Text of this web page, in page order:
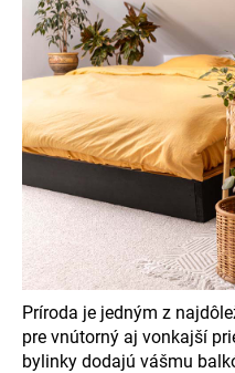
Príroda je jedným z
pre vnútorný aj vonkajší
bylinky dodajú vášmu